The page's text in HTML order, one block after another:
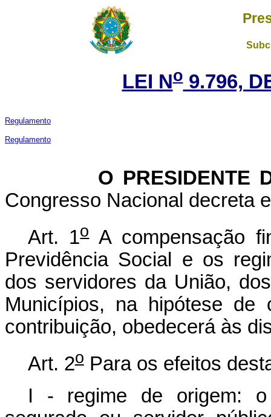
LEI No9.796,
Regulamento
Regulamento
O PRESIDENTE DA
Congresso Nacional decreta
Art. 1oA compensação
Previdência Social e os
dos servidores da União,
Municípios, na hipótese de
contribuição, obedecerá às
Art. 2oPara os efeitos
I - regime de origem: o